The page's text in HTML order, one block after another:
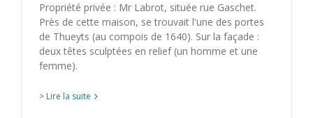
Propriété privée : Mr Labrot, située rue Gaschet.
Près de cette maison, se trouvait l'une des portes
de Thueyts (au compois de 1640). Sur la façade :
deux têtes sculptées en relief (un homme et une
femme).
> Lire la suite